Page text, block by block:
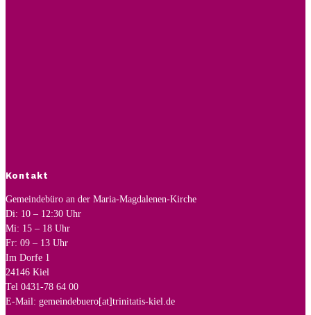
Kontakt
Gemeindebüro an der Maria-Magdalenen-Kirche
Di: 10 – 12:30 Uhr
Mi: 15 – 18 Uhr
Fr: 09 – 13 Uhr
Im Dorfe 1
24146 Kiel
Tel 0431-78 64 00
E-Mail: gemeindebuero[at]trinitatis-kiel.de